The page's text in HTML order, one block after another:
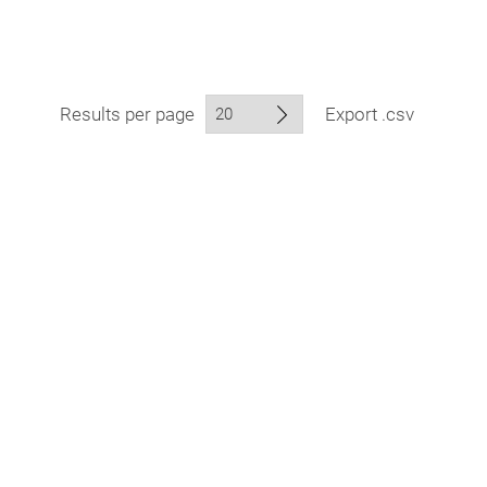
Results per page Export .csv